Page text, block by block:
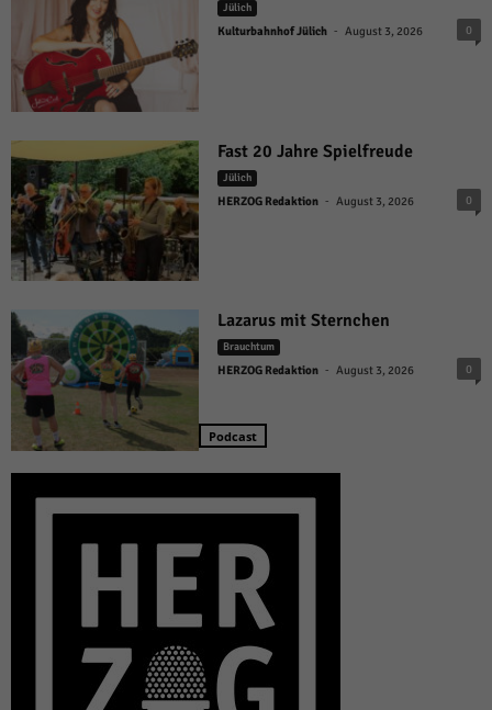
Jülich
Kulturbahnhof Jülich - August 3, 2026 0
Fast 20 Jahre Spielfreude
Jülich
HERZOG Redaktion - August 3, 2026 0
Lazarus mit Sternchen
Brauchtum
HERZOG Redaktion - August 3, 2026 0
Podcast